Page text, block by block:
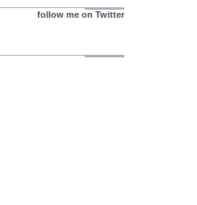
follow me on Twitter